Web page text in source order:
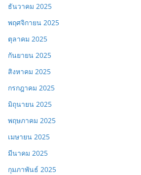
ธันวาคม 2025
พฤศจิกายน 2025
ตุลาคม 2025
กันยายน 2025
สิงหาคม 2025
กรกฎาคม 2025
มิถุนายน 2025
พฤษภาคม 2025
เมษายน 2025
มีนาคม 2025
กุมภาพันธ์ 2025